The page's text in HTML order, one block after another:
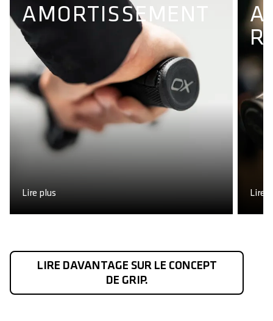
AMORTISSEMENT
Lire plus Lire
LIRE DAVANTAGE SUR LE CONCEPT
DE GRIP.